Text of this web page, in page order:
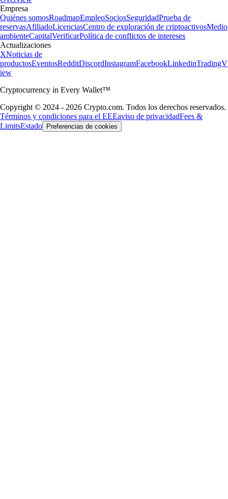
Empresa
Quiénes somosRoadmapEmpleoSociosSeguridadPrueba de
reservasAfiliadoLicenciasCentro de exploración de criptoactivosMedio
ambienteCapitalVerificarPolítica de conflictos de intereses
Actualizaciones
XNoticias de
productosEventosRedditDiscordInstagramFacebookLinkedinTradingV
iew
Cryptocurrency in Every Wallet™
Copyright © 2024 - 2026 Crypto.com. Todos los derechos reservados.
Términos y condiciones para el EEEaviso de privacidadFees &
LimitsEstado Preferencias de cookies